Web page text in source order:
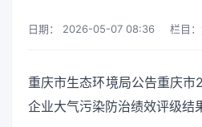
日期： 2026-05-07 08:36 栏目：
重庆市生态环境局公告重庆
企业大气污染防治绩效评级结